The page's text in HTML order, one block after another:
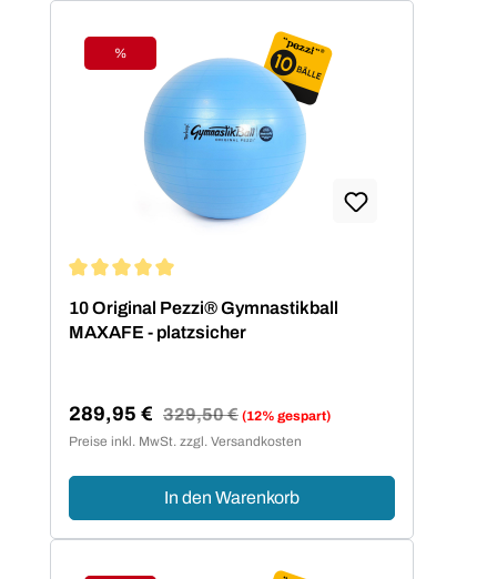
Rabatt
%
10 Original Pezzi® Gymnastikball
MAXAFE - platzsicher
Verkaufspreis:
289,95 € Regulärer Preis:
329,50 € (12% gespart)
Preise inkl. MwSt. zzgl. Versandkosten
In den Warenkorb